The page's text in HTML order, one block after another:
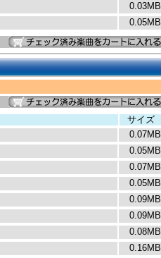
0.03MB
0.05MB
サイズ
0.07MB
0.05MB
0.07MB
0.05MB
0.09MB
0.09MB
0.08MB
0.16MB